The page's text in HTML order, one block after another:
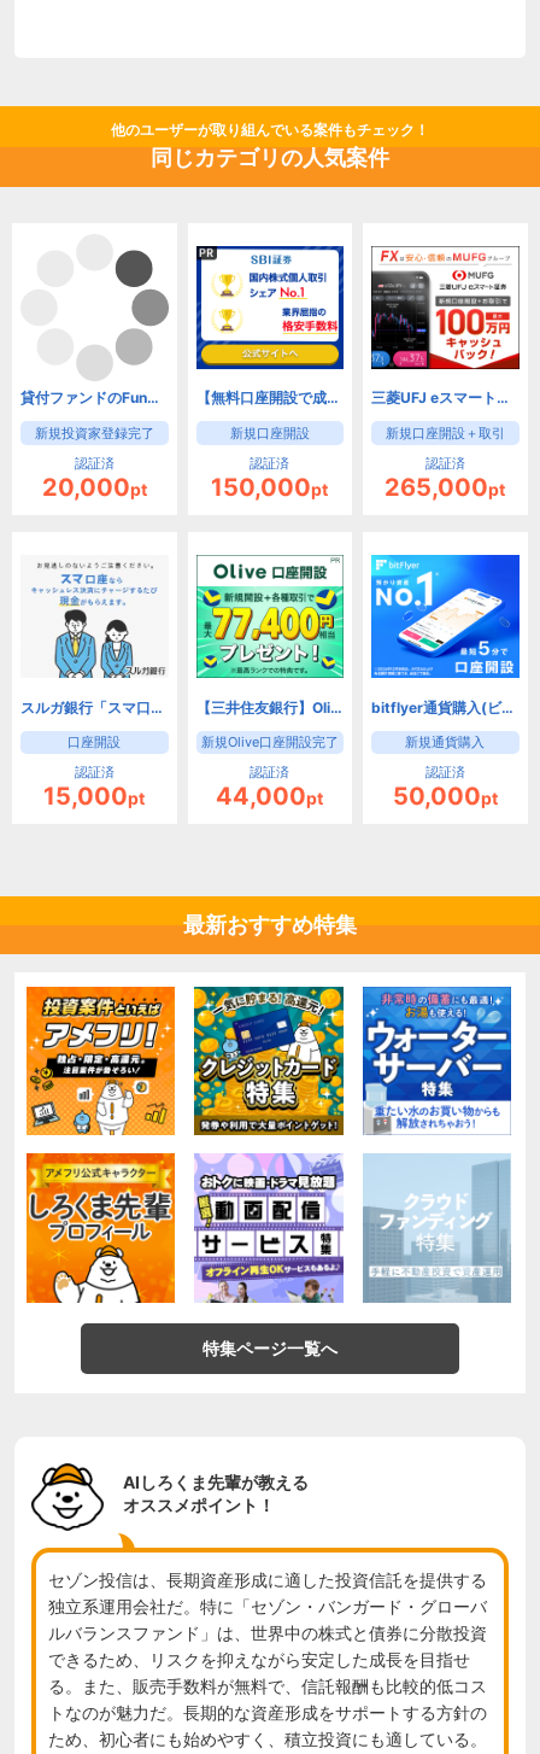
他のユーザーが取り組んでいる案件もチェック！
同じカテゴリの人気案件
貸付ファンドのFunds(ファンズ)【口座開設】
新規投資家登録完了
認証済
20,000pt
【無料口座開設で成果！】SBI証券 口座開設
新規口座開設
認証済
150,000pt
三菱UFJ eスマート証券 FX（旧：auカブコム証券）
新規口座開設＋取引
認証済
265,000pt
スルガ銀行「スマ口座」【口座開設だけで成果】
口座開設
認証済
15,000pt
【三井住友銀行】Olive口座開設
新規Olive口座開設完了
認証済
44,000pt
bitflyer通貨購入(ビットフライヤー)
新規通貨購入
認証済
50,000pt
最新おすすめ特集
特集ページ一覧へ
AIしろくま先輩が教える
オススメポイント！
セゾン投信は、長期資産形成に適した投資信託を提供する
独立系運用会社だ。特に「セゾン・バンガード・グローバ
ルバランスファンド」は、世界中の株式と債券に分散投資
できるため、リスクを抑えながら安定した成長を目指せ
る。また、販売手数料が無料で、信託報酬も比較的低コス
トなのが魅力だ。長期的な資産形成をサポートする方針の
ため、初心者にも始めやすく、積立投資にも適している。